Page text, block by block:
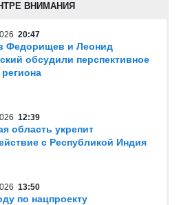
ВНИМАНИЯ
20:47
Федорищев и Леонид
обсудили перспективное
12:39
область укрепит
с Республикой Индия
13:50
по нацпроекту